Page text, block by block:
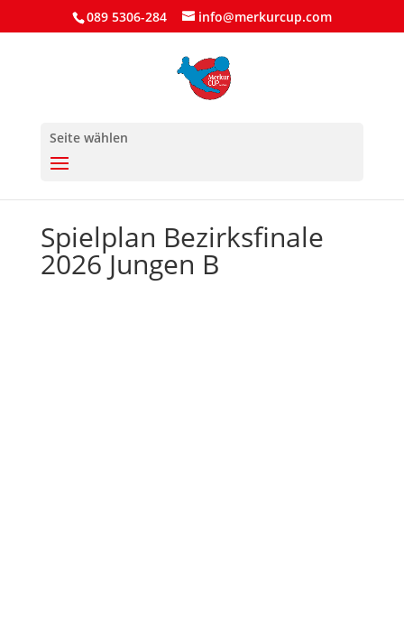
089 5306-284 info@merkurcup.com
Seite wählen
Spielplan Bezirksfinale
2026 Jungen B